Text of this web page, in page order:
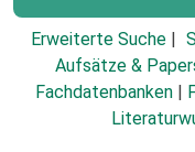
Erweiterte Suche
Aufsätze &
Fachdatenbanken